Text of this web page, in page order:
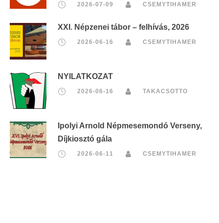
2026-07-09 CSEMYTIHAMER
XXI. Népzenei tábor – felhívás, 2026
2026-06-16 CSEMYTIHAMER
NYILATKOZAT
2026-06-16 TAKACSOTTO
Ipolyi Arnold Népmesemondó Verseny,
Díjkiosztó gála
2026-06-11 CSEMYTIHAMER